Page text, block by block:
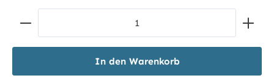
Produkt Anzahl: Gib den gewünschten Wert ein
In den Warenkorb